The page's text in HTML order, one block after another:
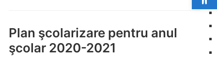
Plan şcolarizare pentru anul
şcolar 2020-2021